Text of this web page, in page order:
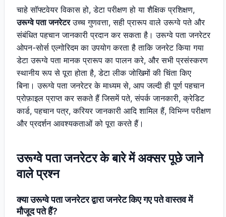
चाहे सॉफ्टवेयर विकास हो, डेटा परीक्षण हो या शैक्षिक प्रशिक्षण,
उरूग्वे पता जनरेटरउच्च गुणवत्ता, सही प्रारूप वाले उरूग्वे पते और
संबंधित पहचान जानकारी प्रदान कर सकता है। उरूग्वे पता जनरेटर
ओपन-सोर्स एल्गोरिदम का उपयोग करता है ताकि जनरेट किया गया
डेटा उरूग्वे पता मानक प्रारूप का पालन करे, और सभी प्रसंस्करण
स्थानीय रूप से पूरा होता है, डेटा लीक जोखिमों की चिंता किए
बिना। उरूग्वे पता जनरेटर के माध्यम से, आप जल्दी ही पूर्ण पहचान
प्रोफ़ाइल प्राप्त कर सकते हैं जिसमें पते, संपर्क जानकारी, क्रेडिट
कार्ड, पहचान पत्र, करियर जानकारी आदि शामिल हैं, विभिन्न परीक्षण
और प्रदर्शन आवश्यकताओं को पूरा करते हैं।
उरूग्वे पता जनरेटर के बारे में अक्सर पूछे जाने
वाले प्रश्न
क्या उरूग्वे पता जनरेटर द्वारा जनरेट किए गए पते वास्तव में
मौजूद पते हैं?